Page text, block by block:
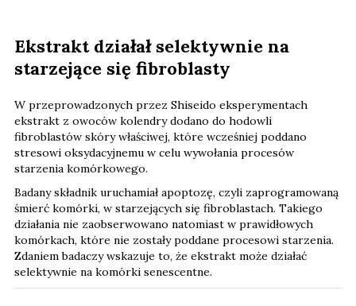
Ekstrakt działał selektywnie na
starzejące się fibroblasty
W przeprowadzonych przez Shiseido eksperymentach
ekstrakt z owoców kolendry dodano do hodowli
fibroblastów skóry właściwej, które wcześniej poddano
stresowi oksydacyjnemu w celu wywołania procesów
starzenia komórkowego.
Badany składnik uruchamiał apoptozę, czyli zaprogramowaną
śmierć komórki, w starzejących się fibroblastach. Takiego
działania nie zaobserwowano natomiast w prawidłowych
komórkach, które nie zostały poddane procesowi starzenia.
Zdaniem badaczy wskazuje to, że ekstrakt może działać
selektywnie na komórki senescentne.